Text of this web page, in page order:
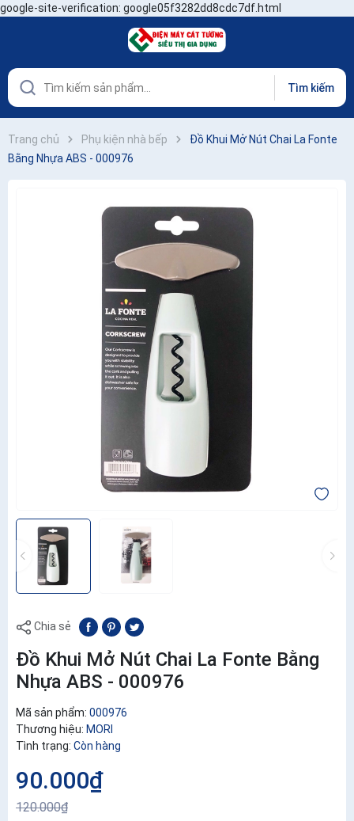
google-site-verification: google05f3282dd8cdc7df.html
Tìm kiếm
Trang chủ Phụ kiện nhà bếp
Đồ Khui Mở Nút Chai La Fonte
Bằng Nhựa ABS - 000976
Chia sẻ
Đồ Khui Mở Nút Chai La Fonte Bằng
Nhựa ABS - 000976
Mã sản phẩm: 000976
Thương hiệu: MORI
Tình trạng: Còn hàng
90.000₫
120.000₫